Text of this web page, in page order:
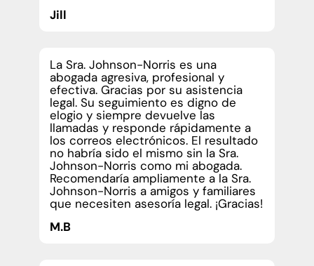
Jill
La Sra. Johnson-Norris es una
abogada agresiva, profesional y
efectiva. Gracias por su asistencia
legal. Su seguimiento es digno de
elogio y siempre devuelve las
llamadas y responde rápidamente a
los correos electrónicos. El resultado
no habría sido el mismo sin la Sra.
Johnson-Norris como mi abogada.
Recomendaría ampliamente a la Sra.
Johnson-Norris a amigos y familiares
que necesiten asesoría legal. ¡Gracias!
M.B